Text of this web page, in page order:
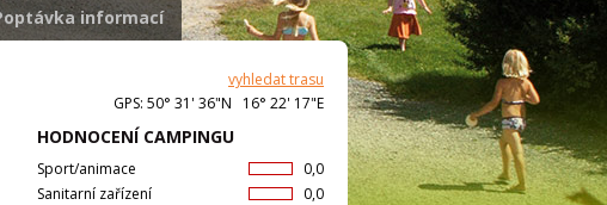
informací
vyhledat trasu
GPS: 50° 31' 36"N 16° 22' 17"E
HODNOCENÍ CAMPINGU
0,0
Sport/animace
0,0
Sanitarní zařízení